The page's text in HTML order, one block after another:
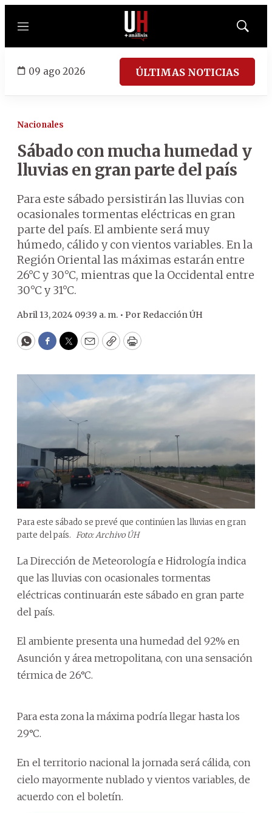
Menú
Mostrar
09 ago 2026 ÚLTIMAS NOTICIAS
Nacionales
Sábado con mucha humedad y
lluvias en gran parte del país
Para este sábado persistirán las lluvias con
ocasionales tormentas eléctricas en gran
parte del país. El ambiente será muy
húmedo, cálido y con vientos variables. En la
Región Oriental las máximas estarán entre
26°C y 30°C, mientras que la Occidental entre
30°C y 31°C.
Abril 13, 2024 09:39 a. m. • Por Redacción ÚH
WhatsApp
Facebook
Twitter
EmailCopyPrint
Para este sábado se prevé que continúen las lluvias en gran
parte del país. Foto: Archivo ÚH
La Dirección de Meteorología e Hidrología indica
que las lluvias con ocasionales tormentas
eléctricas continuarán este sábado en gran parte
del país.
El ambiente presenta una humedad del 92% en
Asunción y área metropolitana, con una sensación
térmica de 26°C.
Para esta zona la máxima podría llegar hasta los
29°C.
En el territorio nacional la jornada será cálida, con
cielo mayormente nublado y vientos variables, de
acuerdo con el boletín.